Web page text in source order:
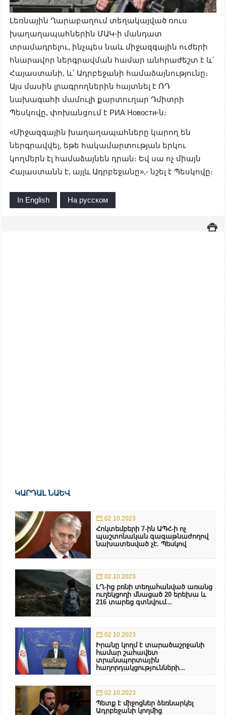
Լեռնային Ղարաբաղում տեղակայված ռուս
խաղաղապահներին ՄԱԿ-ի մանդատ
տրամադրելու, ինչպես նաև միջազգային ուժերի
հնարավոր ներգրավման համար անհրաժեշտ է և՛
Հայաստանի, և՛ Ադրբեջանի համաձայնությունը։
Այս մասին լրագրողներին հայտնել է ՌԴ
նախագահի մամուլի քարտուղար Դմիտրի
Պեսկովը, փոխանցում է РИА Новости-ն։
«Միջազգային խաղաղապահները կարող են
ներգրավվել, եթե հակամարտության երկու
կողմերն էլ համաձայնեն դրան։ Եվ սա ոչ միայն
Հայաստանն է, այլև Ադրբեջանը»,- նշել է Պեսկովը։
In English На русском
ԿԱՐԴԱԼ ՆԱԵՎ
02.10.2023
Հոկտեմբերի 7-ին ԱՊՀ-ի ոչ
պաշտոնական գագաթնաժողով
նախատեսված չէ. Պեսկով
02.10.2023
ԼՂ-ից բռնի տեղահանված առանց
ուղեկցողի մնացած 20 երեխա և
216 տարեց գտնվում...
02.10.2023
Իրանը կողմ է տարածաշրջանի
համար շահավետ
տրանսպորտային
հաղորդակցությունների...
02.10.2023
Պետք է միջոցներ ձեռնարկել
Ադրբեջանի կողմից